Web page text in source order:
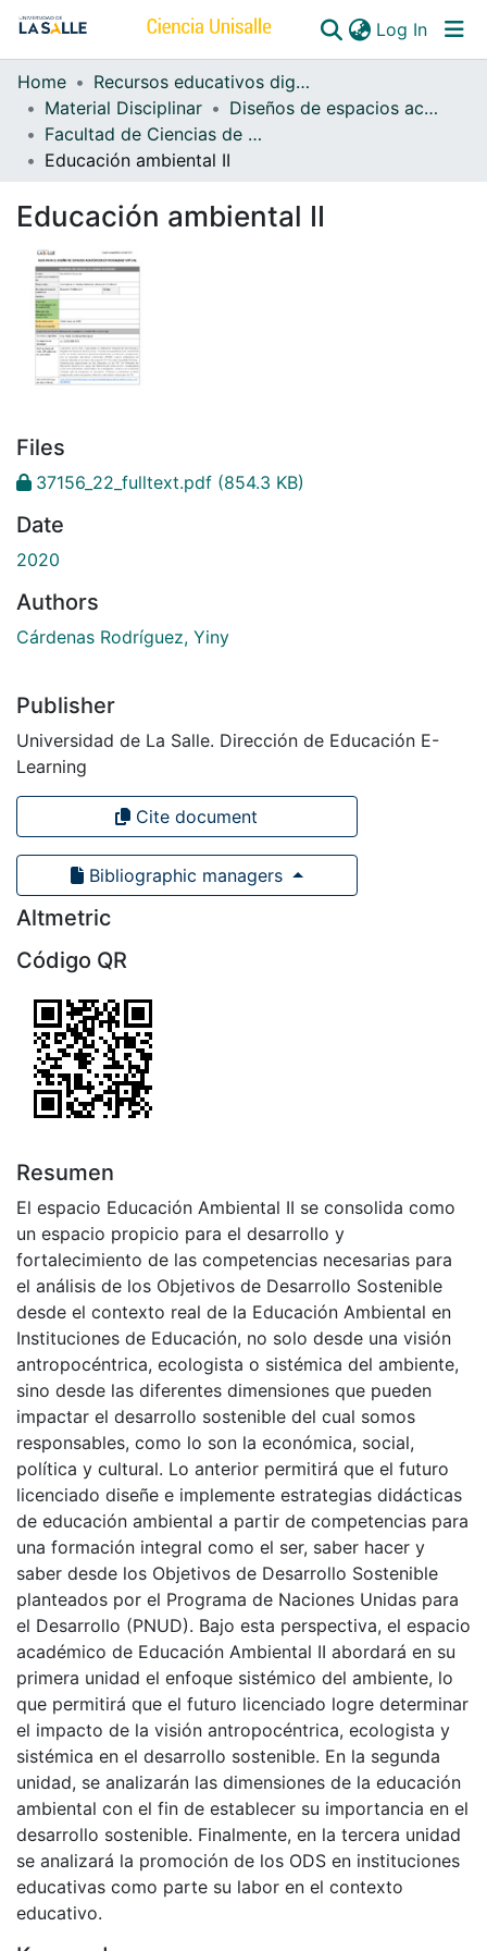
Log In
Communities & Collections
All of DSpace
Home
Recursos educativos digitales
Material Disciplinar
Diseños de espacios académicos e-learning
Facultad de Ciencias de la Educación e-learning
Educación ambiental II
Educación ambiental II
Files
37156_22_fulltext.pdf (854.3 KB)
Date
2020
Authors
Cárdenas Rodríguez, Yiny
Publisher
Universidad de La Salle. Dirección de Educación E-
Learning
Cite document
Bibliographic managers
Altmetric
Código QR
Resumen
El espacio Educación Ambiental II se consolida como
un espacio propicio para el desarrollo y
fortalecimiento de las competencias necesarias para
el análisis de los Objetivos de Desarrollo Sostenible
desde el contexto real de la Educación Ambiental en
Instituciones de Educación, no solo desde una visión
antropocéntrica, ecologista o sistémica del ambiente,
sino desde las diferentes dimensiones que pueden
impactar el desarrollo sostenible del cual somos
responsables, como lo son la económica, social,
política y cultural. Lo anterior permitirá que el futuro
licenciado diseñe e implemente estrategias didácticas
de educación ambiental a partir de competencias para
una formación integral como el ser, saber hacer y
saber desde los Objetivos de Desarrollo Sostenible
planteados por el Programa de Naciones Unidas para
el Desarrollo (PNUD). Bajo esta perspectiva, el espacio
académico de Educación Ambiental II abordará en su
primera unidad el enfoque sistémico del ambiente, lo
que permitirá que el futuro licenciado logre determinar
el impacto de la visión antropocéntrica, ecologista y
sistémica en el desarrollo sostenible. En la segunda
unidad, se analizarán las dimensiones de la educación
ambiental con el fin de establecer su importancia en el
desarrollo sostenible. Finalmente, en la tercera unidad
se analizará la promoción de los ODS en instituciones
educativas como parte su labor en el contexto
educativo.